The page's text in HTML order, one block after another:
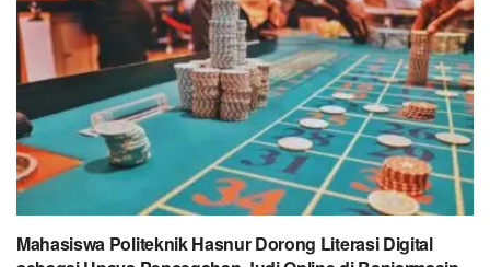
Mahasiswa Politeknik Hasnur Dorong Literasi Digital